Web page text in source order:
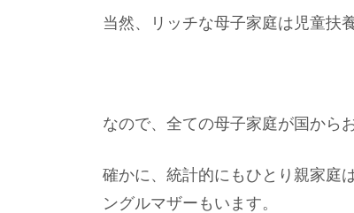
当然、リッチな母子家庭は児童扶
なので、全ての母子家庭が国から
確かに、統計的にもひとり親家庭
ングルマザーもいます。